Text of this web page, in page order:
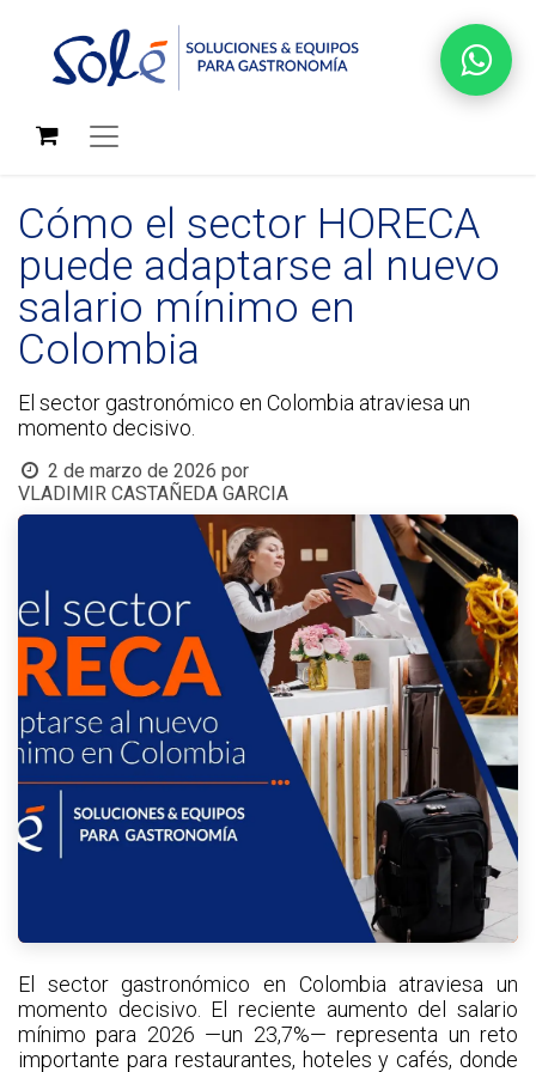
Cómo el sector HORECA
puede adaptarse al nuevo
salario mínimo en
Colombia
El sector gastronómico en Colombia atraviesa un
momento decisivo.
2 de marzo de 2026 por
VLADIMIR CASTAÑEDA GARCIA
El sector gastronómico en Colombia atraviesa un
momento decisivo. El reciente aumento del salario
mínimo para 2026 —un 23,7%— representa un reto
importante para restaurantes, hoteles y cafés, donde